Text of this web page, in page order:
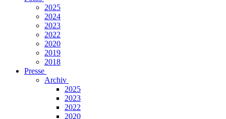
2025
2024
2023
2022
2020
2019
2018
Presse
Archiv
2025
2023
2022
2020